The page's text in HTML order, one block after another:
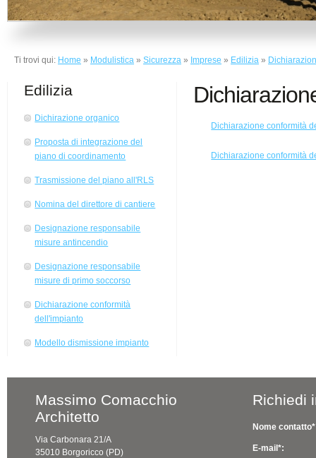
Ti trovi qui: Home » Modulistica » Sicurezza » Imprese » Edilizia »
Edilizia
Dichirazione organico
Proposta di integrazione del
piano di coordinamento
Trasmissione del piano all'RLS
Nomina del direttore di cantiere
Designazione responsabile
misure antincendio
Designazione responsabile
misure di primo soccorso
Dichiarazione conformità
dell'impianto
Modello dismissione impianto
Dichiarazione conformità
Dichiarazione conformità
Massimo Comacchio
Architetto
Via Carbonara 21/A
35010 Borgoricco (PD)
Richiedi
Nome
E-mail*: